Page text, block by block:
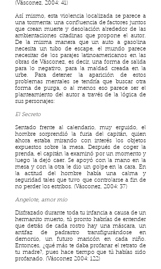
(Vásconez, 2004: 41)
Así mismo, esta violencia localizada se parece a
una tormenta: una confluencia de factores juntos
que crean muerte y desolación alrededor de las
ambientaciones citadinas que propone el autor.
De la misma manera que un auto a gasolina
necesita un tubo de escape, el mundo parece
necesitar de los parajes latinoamericanos en las
obras de Vásconez, es decir, una forma de salida
para lo negativo, para la maldad creada en la
urbe. Para detener la aparición de estos
problemas mentales se tendría que buscar otra
forma de purga, o al menos eso parece ser el
planteamiento del autor a través de la lógica de
sus personajes:
El Secreto
Sentado frente al calendario, muy erguido, el
hombre sorprendió la furia del capitán, quien
ahora estaba mirando con interés los objetos
expuestos sobre la mesa. Después de coger la
prenda, el capitán la examinó por un momento y
luego la dejó caer. Se apoyó con la mano en la
mesa y con la otra le dio un golpe en la cara. En
la actitud del hombre había una calma y
seguridad tales que tuvo que controlarse a fin de
no perder los estribos. (Vásconez, 2004: 37)
Angelote, amor mío
Disfrazado durante toda tu infancia a causa de un
hermanito muerto, tú pronto habrías de entender
que detrás de cada rostro hay una máscara, un
antifaz de padrastro transfigurándose en
demonio, un futuro maricón en cada niño.
Entonces, ¿qué más te daba profanar el retrato de
tu madre?, pues hace tiempo que tú habías sido
profanado. (Vásconez 2004: 122)